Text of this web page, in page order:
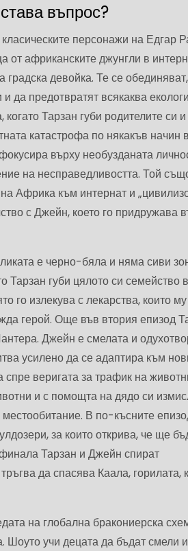
въпрос?
персонажи на Едгар
африканските джунгли в
девойка. Те се
да предотвратят всякаква
Тарзан губи родителите си и
катастрофа по някакъв начин
върху необузданата
на несправедливостта. Той
Африка към интернат и
с Джейн, което го придружава
е черно-бяла и няма сиви
Тарзан губи цялото си семейство в
го излекува с лекарства, които
герой. Още във втория епизод
Джейн е смелата и
усилено да се адаптира към
веригата за трафик на
и с помощта на дядо си
В по-късните
за които открива, че ще
Тарзан и Джейн спират
да спасява Каала, горилата,
на глобална бракониерска
Шоуто учи децата да бъдат смели